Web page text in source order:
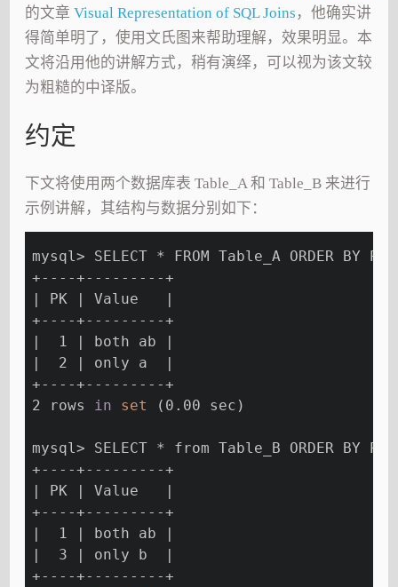
的文章Visual Representation of SQL Joins ，他确实讲
得简单明了，使用文氏图来帮助理解，效果明显。本
文将沿用他的讲解方式，稍有演绎，可以视为该文较
为粗糙的中译版。
约定
下文将使用两个数据库表 Table_A 和 Table_B 来进行
示例讲解，其结构与数据分别如下：
mysql> SELECT * FROM Table_A ORDER BY PK
+----+---------+
| PK | Value   |
+----+---------+
|  1 | both ab |
|  2 | only a  |
+----+---------+
2 rows
in set (0.00 sec)
mysql> SELECT * from Table_B ORDER BY PK
+----+---------+
| PK | Value   |
+----+---------+
|  1 | both ab |
|  3 | only b  |
+----+---------+